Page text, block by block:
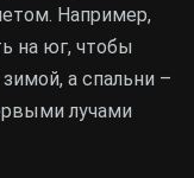
Например,
на юг, чтобы
а спальни –
лучами